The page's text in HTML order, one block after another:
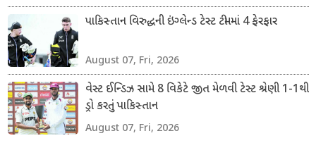
પાકિસ્તાન વિરુદ્ધની ઇંગ્લેન્ડ ટેસ્ટ ટીમમાં 4 ફેરફાર
August 07, Fri, 2026
વેસ્ટ ઈન્ડિઝ સામે 8 વિકેટે જીત મેળવી ટેસ્ટ શ્રેણી 1-1થી
ડ્રો કરતું પાકિસ્તાન
August 07, Fri, 2026